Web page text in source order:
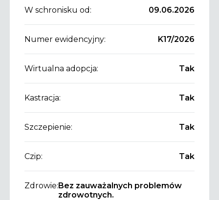
W schronisku od: 09.06.2026
Numer ewidencyjny: K17/2026
Wirtualna adopcja: Tak
Kastracja: Tak
Szczepienie: Tak
Czip: Tak
Zdrowie:Bez zauważalnych problemów
zdrowotnych.